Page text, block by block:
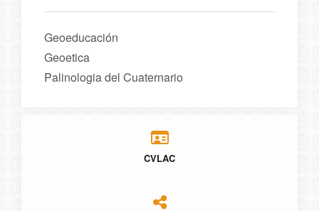
Geoeducación
Geoetica
Palinologia del Cuaternario
CVLAC